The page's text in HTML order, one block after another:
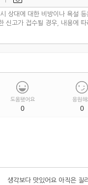
도움됐어요
0
응원해
0
생각보다 맛있어요 아직은 질